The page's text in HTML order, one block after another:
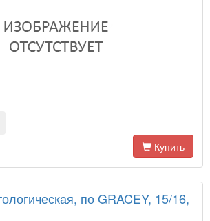
Купить
по GRACEY, 15/16,